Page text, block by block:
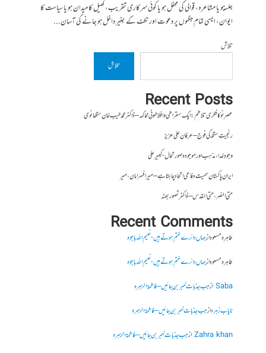
جلسہ ہو یا مشاعرہ، قوالی کی محفل ہو یا کوئی سرکاری تقریب، کھیل کا میدان ہو یا سیاست کا
ایوان، ایسی تمام جگہوں پر دعوت اور ٹکٹ کے بغیر داخل ہو جانے کی آسان...
تلاش
تلاش
Recent Posts
عصرِ نو کا فکری تلاطم: ایک سقراطی و افلاطونی محاکمہ – ڈاکٹر محمد طیب خان سنگھانوی
رنجیت سنگھ کی فوج – عرفان علی عزیز
وجودِ خدا، مذہب اور موجودہ صورتحال- کبیر علی
ایران پاکستان سمیت دفاعی اتحاد چاہتا ہے – میر افسر امان،میر
حتی النصر ، حتی القدس – ڈاکٹر تصور بھٹہ
Recent Comments
طاہرہ مسعودازجہاں دائرے ختم ہوتے ہیں- نعیم اللہ باجوہ
طاہرہ مسعودازجہاں دائرے ختم ہوتے ہیں- نعیم اللہ باجوہ
Sabaازجب جذبات خبر بن جائیں – فاطمۃالزہرہ
نایاب زہرہازجب جذبات خبر بن جائیں – فاطمۃالزہرہ
Zahra khanازجب جذبات خبر بن جائیں – فاطمۃالزہرہ